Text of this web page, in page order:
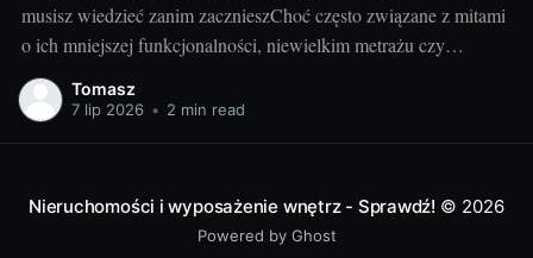
musisz wiedzieć zanim zacznieszChoć często związane z mitami
o ich mniejszej funkcjonalności, niewielkim metrażu czy
monotonności, domy parterowe oferują wiele możliwości i
korzyści. Wbrew stereotypom, dom parterowy projekt może
Tomasz
7 lip 2026 • 2 min read
Nieruchomości i wyposażenie wnętrz - Sprawdź! © 2026
Powered by Ghost